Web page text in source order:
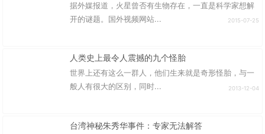
据外媒报道，火星曾否有生物存在，一直是科学家想解
开的谜题。国外视频网站...
2015-07-25
人类史上最令人震撼的九个怪胎
世界上还有这么一群人，他们生来就是奇形怪胎，与一
般人有很大的区别，同时...
2013-12-04
台湾神秘朱秀华事件：专家无法解答